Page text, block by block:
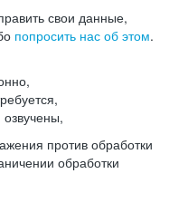
свои данные,
попросить нас об этом.
против обработки
обработки